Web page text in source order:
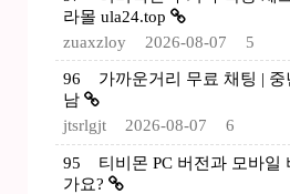
라몰 ula24.top
zuaxzloy
2026-08-07 5
96
가까운거리 무료 채팅 |
남
jtsrlgjt
2026-08-07 6
95
티비몬 PC 버전과 모바일
가요?